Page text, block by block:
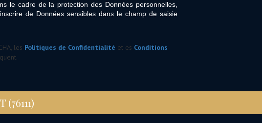
le cadre de la protection des Données personnelles,
de Données sensibles dans le champ de saisie
les Politiques de Confidentialité et es Conditions
(76111)